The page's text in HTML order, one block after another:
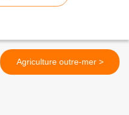
Agriculture outre-mer >